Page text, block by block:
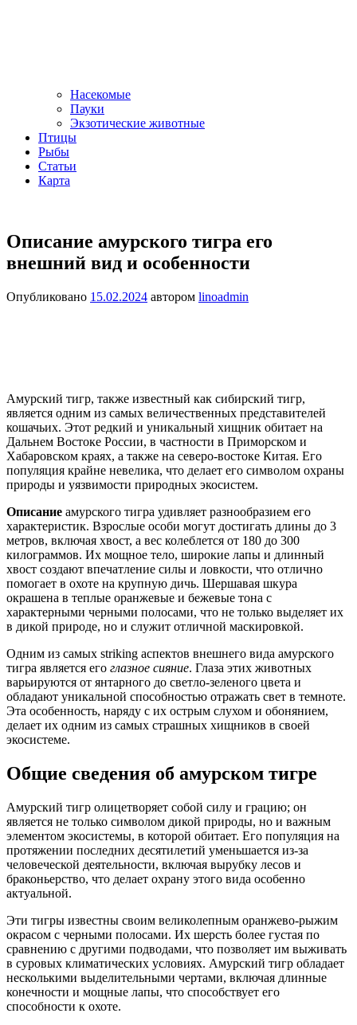
Насекомые
Пауки
Экзотические животные
Птицы
Рыбы
Статьи
Карта
Описание амурского тигра его
внешний вид и особенности
Опубликовано 15.02.2024 автором linoadmin
Амурский тигр, также известный как сибирский тигр,
является одним из самых величественных представителей
кошачьих. Этот редкий и уникальный хищник обитает на
Дальнем Востоке России, в частности в Приморском и
Хабаровском краях, а также на северо-востоке Китая. Его
популяция крайне невелика, что делает его символом охраны
природы и уязвимости природных экосистем.
Описание амурского тигра удивляет разнообразием его
характеристик. Взрослые особи могут достигать длины до 3
метров, включая хвост, а вес колеблется от 180 до 300
килограммов. Их мощное тело, широкие лапы и длинный
хвост создают впечатление силы и ловкости, что отлично
помогает в охоте на крупную дичь. Шершавая шкура
окрашена в теплые оранжевые и бежевые тона с
характерными черными полосами, что не только выделяет их
в дикой природе, но и служит отличной маскировкой.
Одним из самых striking аспектов внешнего вида амурского
тигра является его глазное сияние. Глаза этих животных
варьируются от янтарного до светло-зеленого цвета и
обладают уникальной способностью отражать свет в темноте.
Эта особенность, наряду с их острым слухом и обонянием,
делает их одним из самых страшных хищников в своей
экосистеме.
Общие сведения об амурском тигре
Амурский тигр олицетворяет собой силу и грацию; он
является не только символом дикой природы, но и важным
элементом экосистемы, в которой обитает. Его популяция на
протяжении последних десятилетий уменьшается из-за
человеческой деятельности, включая вырубку лесов и
браконьерство, что делает охрану этого вида особенно
актуальной.
Эти тигры известны своим великолепным оранжево-рыжим
окрасом с черными полосами. Их шерсть более густая по
сравнению с другими подводами, что позволяет им выживать
в суровых климатических условиях. Амурский тигр обладает
несколькими выделительными чертами, включая длинные
конечности и мощные лапы, что способствует его
способности к охоте.